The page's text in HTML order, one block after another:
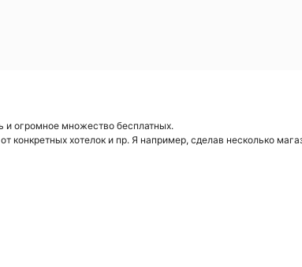
и огромное множество бесплатных.
конкретных хотелок и пр. Я например, сделав несколько